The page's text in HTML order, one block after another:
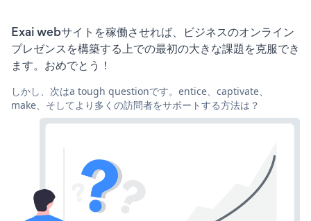
Exai webサイトを稼働させれば、ビジネスのオンライン
プレゼンスを構築する上での最初の大きな課題を克服でき
ます。おめでとう！
しかし、次はa tough questionです。entice、captivate、
make、そしてより多くの訪問者をサポートする方法は？